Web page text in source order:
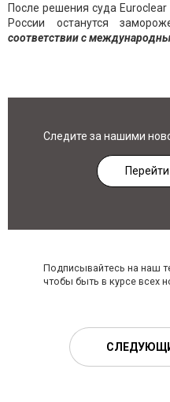
После решения суда
России останутся
соответствии с
Следите за нашими
Подписывайтесь на наш
чтобы быть в курсе всех